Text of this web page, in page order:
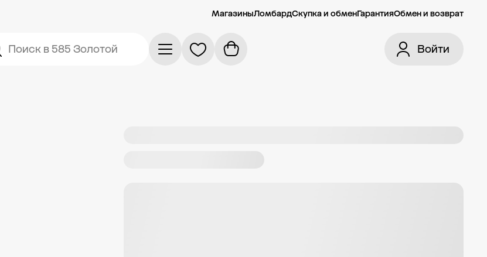
МагазиныЛомбардСкупка и обменГарантияОбмен и возврат
Поиск в 585 Золотой Войти